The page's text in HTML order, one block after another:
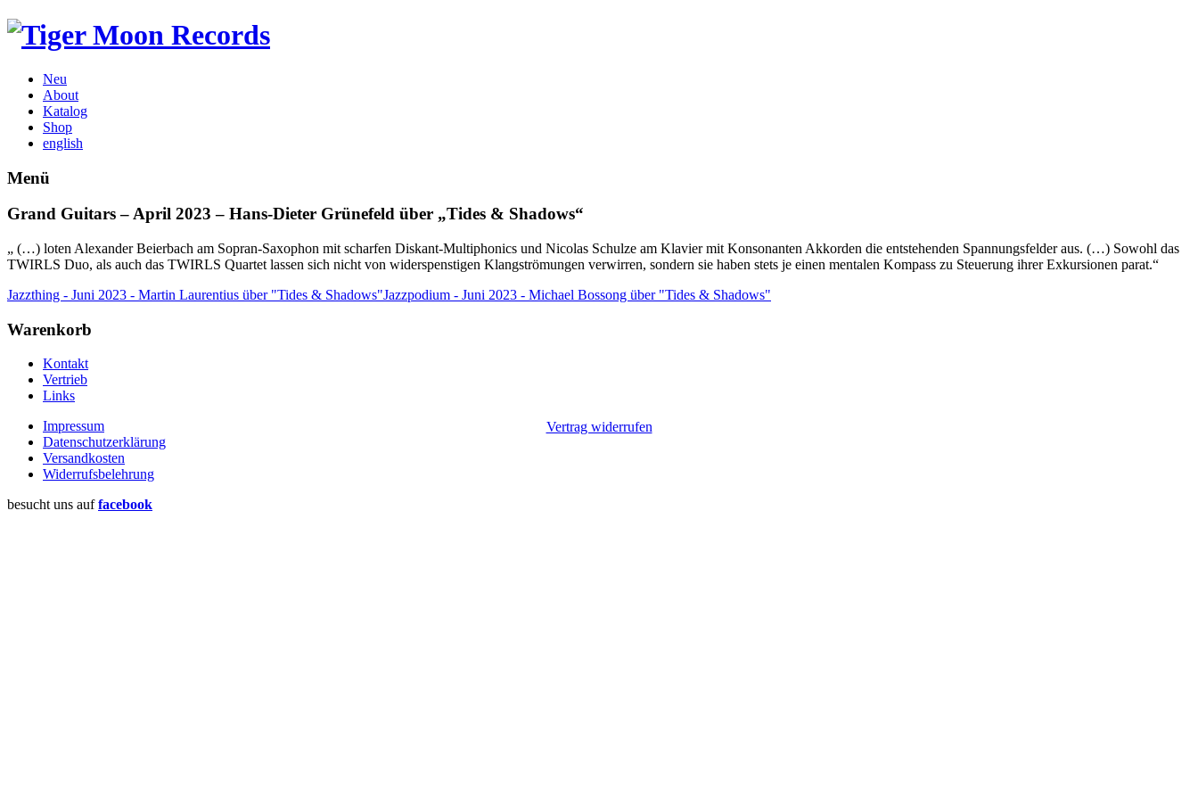
Neu
About
Katalog
Shop
english
Menü
Grand Guitars – April 2023 – Hans-Dieter Grünefeld über „Tides & Shadows“
„ (…) loten Alexander Beierbach am Sopran-Saxophon mit scharfen Diskant-Multiphonics und Nicolas Schulze am Klavier mit Konsonanten Akkorden die entstehenden Spannungsfelder aus. (…) Sowohl das
TWIRLS Duo, als auch das TWIRLS Quartet lassen sich nicht von widerspenstigen Klangströmungen verwirren, sondern sie haben stets je einen mentalen Kompass zu Steuerung ihrer Exkursionen parat.“
Jazzthing - Juni 2023 - Martin Laurentius über "Tides & Shadows"Jazzpodium - Juni 2023 - Michael Bossong über "Tides & Shadows"
Warenkorb
Kontakt
Vertrieb
Links
Impressum
Datenschutzerklärung
Versandkosten
Widerrufsbelehrung
besucht uns auffacebook
Vertrag widerrufen